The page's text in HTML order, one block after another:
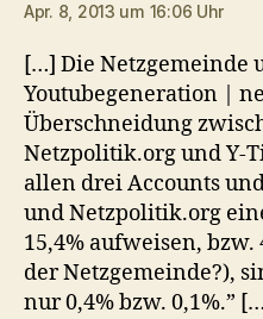
Apr. 8, 2013 um 16:06 Uhr
[…] Die Netzgemeinde
Youtubegeneration |
Überschneidung
Netzpolitik.org und Y-
allen drei Accounts
und Netzpolitik.org
15,4% aufweisen, bzw.
der Netzgemeinde?),
nur 0,4% bzw. 0,1%.”